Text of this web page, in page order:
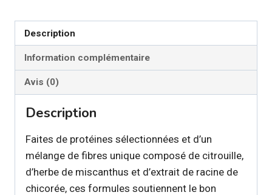
pour
chien
Description
Information complémentaire
Avis (0)
Description
Faites de protéines sélectionnées et d’un
mélange de fibres unique composé de citrouille,
d’herbe de miscanthus et d’extrait de racine de
chicorée, ces formules soutiennent le bon